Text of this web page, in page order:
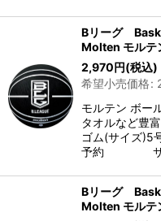
Bリーグ
Molten モルテ
2,970円(税込)
希望小売価格:
モルテン ボー
タオルなど豊
ゴム(サイズ)5
予約 サイ
Bリーグ
Molten モルテ